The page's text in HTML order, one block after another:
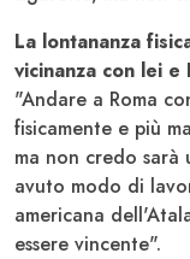
La lontananza
vicinanza con lei
"Andare a Roma
fisicamente e più
ma non credo
avuto modo di
americana
essere vincente".